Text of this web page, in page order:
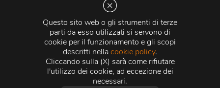
Questo sito web o gli strumenti di terze
parti da esso utilizzati si servono di
cookie per il funzionamento e gli scopi
descritti nellacookie policy.
Cliccando sulla (X) sarà come rifiutare
l'utilizzo dei cookie, ad eccezione dei
necessari.
Via Martiri della Libertà 20066 Melzo (MI)
C.C.I.A.A. - R.E.A di Milano n. 1427910
Registro delle Imprese di Milano n. 338392 -
Fiscale e Partita Iva11015840157 | Capitale Sociale
500.000,00 i.v.
Credits:Crea Informatica S.r.l. 2026 © Tutti i diritti
riservati.